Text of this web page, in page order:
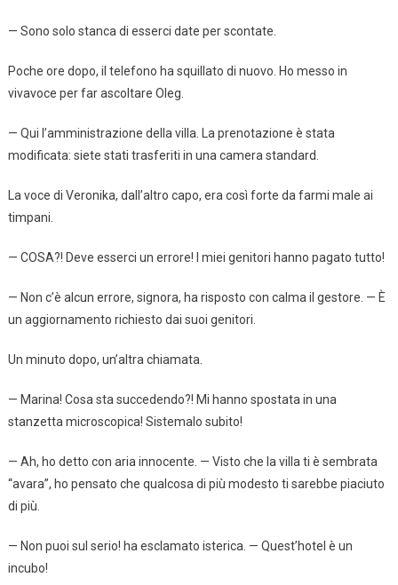
— Sono solo stanca di esserci date per scontate.
Poche ore dopo, il telefono ha squillato di nuovo. Ho messo in
vivavoce per far ascoltare Oleg.
— Qui l’amministrazione della villa. La prenotazione è stata
modificata: siete stati trasferiti in una camera standard.
La voce di Veronika, dall’altro capo, era così forte da farmi male ai
timpani.
— COSA?! Deve esserci un errore! I miei genitori hanno pagato tutto!
— Non c’è alcun errore, signora, ha risposto con calma il gestore. — È
un aggiornamento richiesto dai suoi genitori.
Un minuto dopo, un’altra chiamata.
— Marina! Cosa sta succedendo?! Mi hanno spostata in una
stanzetta microscopica! Sistemalo subito!
— Ah, ho detto con aria innocente. — Visto che la villa ti è sembrata
“avara”, ho pensato che qualcosa di più modesto ti sarebbe piaciuto
di più.
— Non puoi sul serio! ha esclamato isterica. — Quest’hotel è un
incubo!